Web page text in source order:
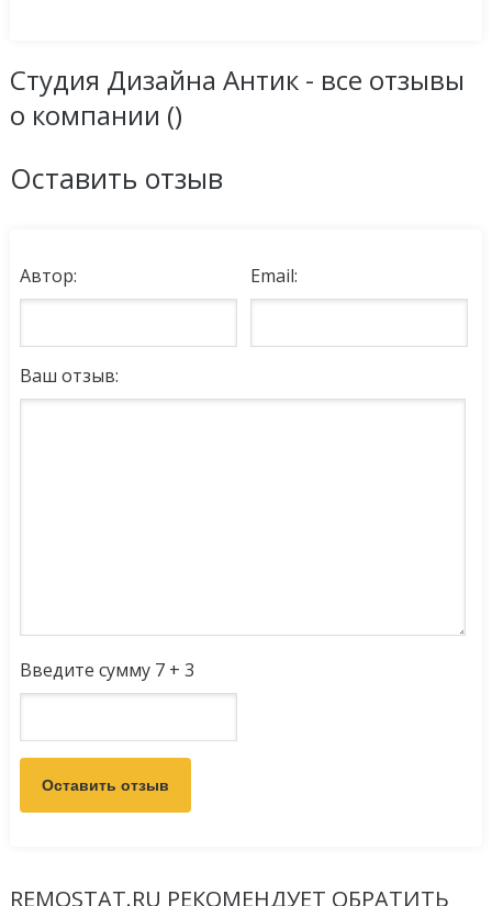
Студия Дизайна Антик - все отзывы
о компании ()
Оставить отзыв
Автор: Email:
Ваш отзыв:
Введите сумму 7 + 3
REMOSTAT.RU РЕКОМЕНДУЕТ ОБРАТИТЬ